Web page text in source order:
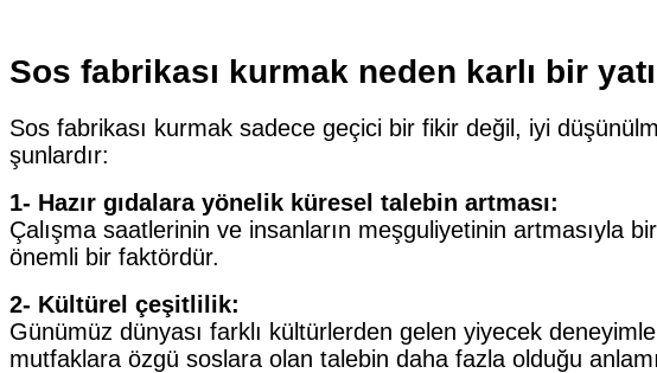
Sos fabrikası kurmak neden karlı bir
Sos fabrikası kurmak sadece geçici bir fikir değil, iyi
şunlardır:
1- Hazır gıdalara yönelik küresel talebin artması:
Çalışma saatlerinin ve insanların meşguliyetinin artmasıyla
önemli bir faktördür.
2- Kültürel çeşitlilik:
Günümüz dünyası farklı kültürlerden gelen yiyecek
mutfaklara özgü soslara olan talebin daha fazla olduğu